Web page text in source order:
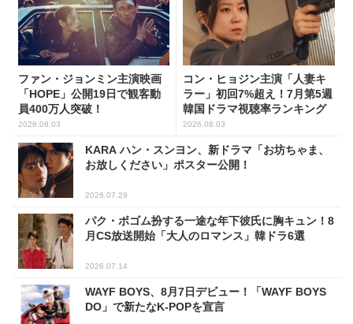
ファン・ジョンミン主演映画
「HOPE」公開19日で観客動
員400万人突破！
2026.08.03
コン・ヒョジン主演「人妻キ
ラー」初回7%超え！7月第5週
韓国ドラマ視聴率ランキング
2026.08.03
KARA ハン・スンヨン、新ドラマ「お坊ちゃま、
お放しください」ポスター公開！
2026.07.29
パク・ボゴム扮する一途な年下彼氏に胸キュン！8
月CS放送開始「大人のロマンス」韓ドラ6選
2026.07.14
WAYF BOYS、8月7日デビュー！「WAYF BOYS
DO」で新たなK-POPを宣言